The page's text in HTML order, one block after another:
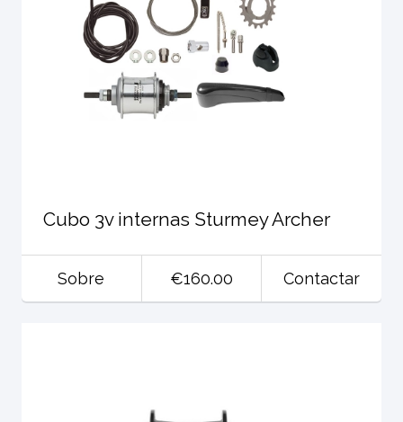
Cubo 3v internas Sturmey Archer
Sobre €160.00 Contactar